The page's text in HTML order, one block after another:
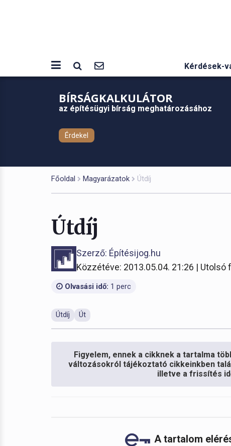
Kérdések-
BÍRSÁGKALKULÁTOR
az építésügyi bírság meghatározásához
Érdekel
Főoldal Magyarázatok Útdíj
Útdíj
Szerző: Építésijog.hu
Közzétéve: 2013.05.04. 21:26 |
Olvasási idő: 1 perc
Útdíj Út
Figyelem, ennek a cikknek a tartalma
változásokról tájékoztató cikkeinkben
illetve a frissítés
A tartalom